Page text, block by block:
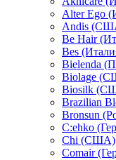
Alter Ego
Andis
Be Hair
Bes
Bielenda
Biolage
Biosilk
Brazilian
Bronsun
C:ehko
Chi (США)
Comair